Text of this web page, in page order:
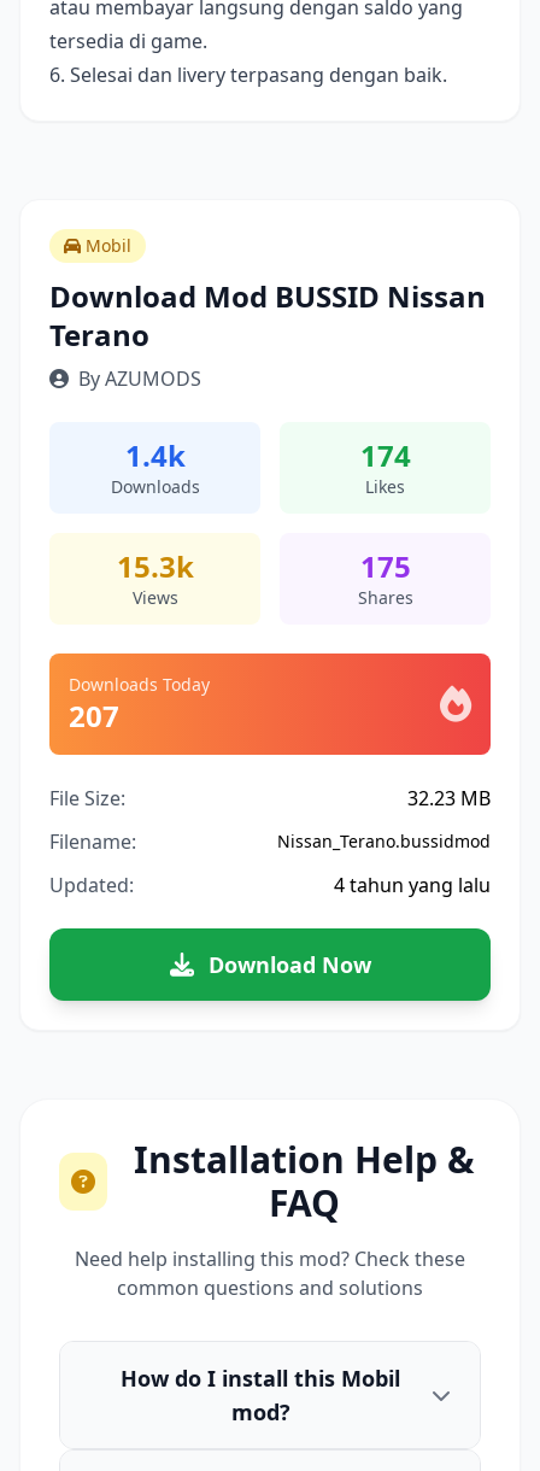
atau membayar langsung dengan saldo yang
tersedia di game.
6. Selesai dan livery terpasang dengan baik.
Mobil
Download Mod BUSSID Nissan
Terano
By AZUMODS
1.4k
Downloads
174
Likes
15.3k
Views
175
Shares
Downloads Today
207
File Size:
32.23 MB
Filename:
Nissan_Terano.bussidmod
Updated: 4 tahun yang lalu
Download Now
Installation Help &
FAQ
Need help installing this mod? Check these
common questions and solutions
How do I install this Mobil
mod?